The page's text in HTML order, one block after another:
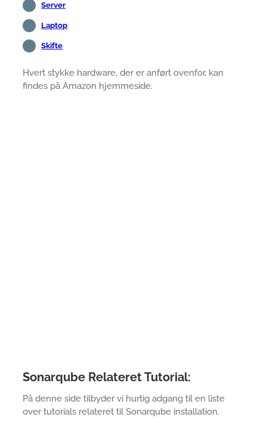
Server
Laptop
Skifte
Hvert stykke hardware, der er anført ovenfor, kan
findes på Amazon hjemmeside.
Sonarqube Relateret Tutorial:
På denne side tilbyder vi hurtig adgang til en liste
over tutorials relateret til Sonarqube installation.